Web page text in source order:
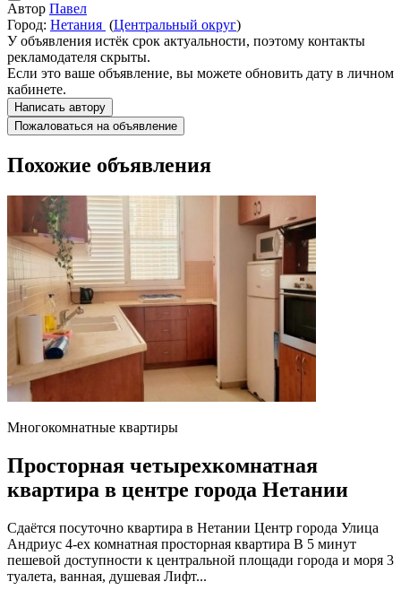
Автор Павел
Город: Нетания (Центральный округ)
У объявления истёк срок актуальности, поэтому контакты
рекламодателя скрыты.
Если это ваше объявление, вы можете обновить дату в личном
кабинете.
Написать автору
Пожаловаться на объявление
Похожие объявления
Многокомнатные квартиры
Просторная четырехкомнатная
квартира в центре города Нетании
Сдаётся посуточно квартира в Нетании Центр города Улица
Андриус 4-ех комнатная просторная квартира В 5 минут
пешевой доступности к центральной площади города и моря 3
туалета, ванная, душевая Лифт...